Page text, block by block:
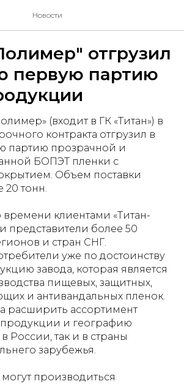
Новости
отгрузил
первую партию
(входит в ГК «Титан») в
контракта отгрузил в
партию прозрачной и
БОПЭТ пленки с
Объем поставки
20 тонн.
клиентами «Титан-
представители более 50
и стран СНГ.
уже по достоинству
завода, которая является
пищевых, защитных,
и антивандальных пленок.
расширить ассортимент
и географию
в России, так и в страны
зарубежья.
производиться